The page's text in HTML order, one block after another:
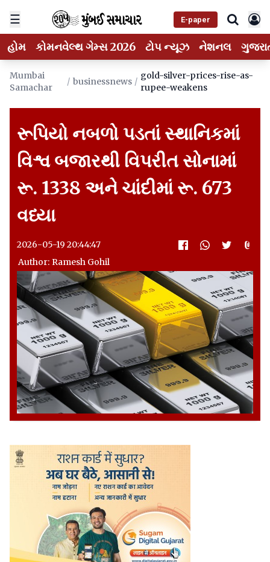
☰ E-paper
હોમ કોમનવેલ્થ ગેમ્સ 2026 ટોપ ન્યૂઝ નેશનલ
Mumbai
Samachar
/ businessnews /
gold-silver-prices-rise-as-
rupee-weakens
રૂપિયો નબળો પડતાં સ્થાનિકમાં
વિશ્વ બજારથી વિપરીત સોનામાં
રૂ. 1338 અને ચાંદીમાં રૂ. 673
વધ્યા
2026-05-19 20:44:47
Author: Ramesh Gohil